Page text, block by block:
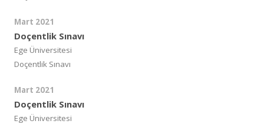
Mart 2021
Doçentlik Sınavı
Ege Üniversitesi
Doçentlik Sınavı
Mart 2021
Doçentlik Sınavı
Ege Üniversitesi